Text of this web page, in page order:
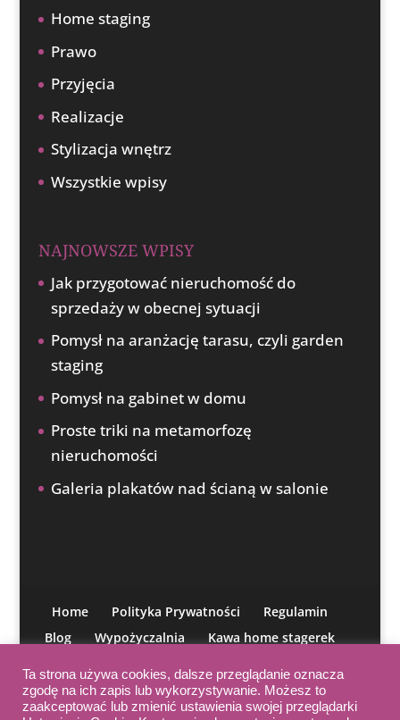
Home staging
Prawo
Przyjęcia
Realizacje
Stylizacja wnętrz
Wszystkie wpisy
NAJNOWSZE WPISY
Jak przygotować nieruchomość do
sprzedaży w obecnej sytuacji
Pomysł na aranżację tarasu, czyli garden
staging
Pomysł na gabinet w domu
Proste triki na metamorfozę
nieruchomości
Galeria plakatów nad ścianą w salonie
Home Polityka Prywatności
Regulamin
Blog
Wypożyczalnia
Kawa home stagerek
Kurs aranżacji
Ta strona używa cookies, dalsze przeglądanie oznacza
zgodę na ich zapis lub wykorzystywanie. Możesz to
zaakceptować lub zmienić ustawienia swojej przeglądarki